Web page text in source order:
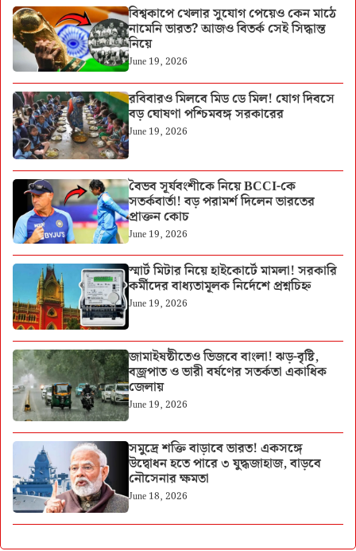
বিশ্বকাপে খেলার সুযোগ পেয়েও কেন মাঠে
নামেনি ভারত? আজও বিতর্ক সেই সিদ্ধান্ত
নিয়ে
June 19, 2026
রবিবারও মিলবে মিড ডে মিল! যোগ দিবসে
বড় ঘোষণা পশ্চিমবঙ্গ সরকারের
June 19, 2026
বৈভব সূর্যবংশীকে নিয়ে BCCI-কে
সতর্কবার্তা! বড় পরামর্শ দিলেন ভারতের
প্রাক্তন কোচ
June 19, 2026
স্মার্ট মিটার নিয়ে হাইকোর্টে মামলা! সরকারি
কর্মীদের বাধ্যতামূলক নির্দেশে প্রশ্নচিহ্ন
June 19, 2026
জামাইষষ্ঠীতেও ভিজবে বাংলা! ঝড়-বৃষ্টি,
বজ্রপাত ও ভারী বর্ষণের সতর্কতা একাধিক
জেলায়
June 19, 2026
সমুদ্রে শক্তি বাড়াবে ভারত! একসঙ্গে
উদ্বোধন হতে পারে ৩ যুদ্ধজাহাজ, বাড়বে
নৌসেনার ক্ষমতা
June 18, 2026